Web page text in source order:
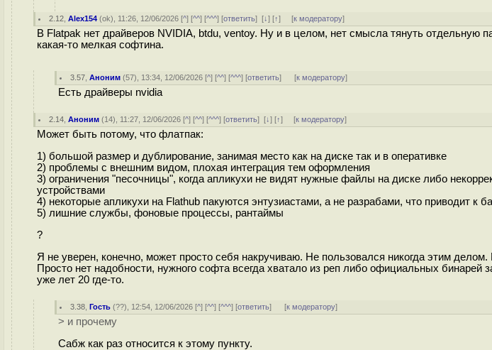
2.12 ,Alex154 (ok), 11:26, 12/06/2026 [^] [^^] [^^^] [ответить][↓] [↑] [к модератору]
В Flatpak нет драйверов NVIDIA, btdu, ventoy. Ну и в целом, нет смысла тянуть отдельную
какая-то мелкая софтина.
3.57 ,Аноним (57), 13:34, 12/06/2026 [^] [^^] [^^^] [ответить] [к модератору]
Есть драйверы nvidia
2.14 ,Аноним (14), 11:27, 12/06/2026 [^] [^^] [^^^] [ответить][↓] [↑] [к модератору]
Может быть потому, что флатпак:
1) большой размер и дублирование, занимая место как на диске так и в оперативке
2) проблемы с внешним видом, плохая интеграция тем оформления
3) ограничения "песочницы", когда апликухи не видят нужные файлы на диске либо
устройствами
4) некоторые апликухи на Flathub пакуются энтузиастами, а не разрабами, что приводит к
5) лишние службы, фоновые процессы, рантаймы
?
Я не уверен, конечно, может просто себя накручиваю. Не пользовался никогда этим
Просто нет надобности, нужного софта всегда хватало из реп либо официальных бинарей
уже лет 20 где-то.
3.38 ,Гость (??), 12:54, 12/06/2026 [^] [^^] [^^^] [ответить] [к модератору]
> и прочему
Сабж как раз относится к этому пункту.